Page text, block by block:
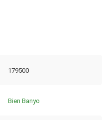
179500
Bien Banyo